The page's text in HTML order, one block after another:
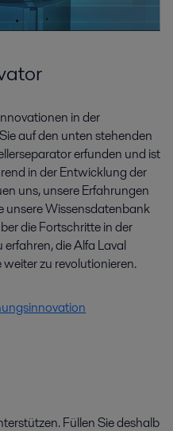
in der
auf den unten stehenden
erfunden und ist
in der Entwicklung der
uns, unsere Erfahrungen
unsere Wissensdatenbank
die Fortschritte in der
die Alfa Laval
zu revolutionieren.
Füllen Sie deshalb